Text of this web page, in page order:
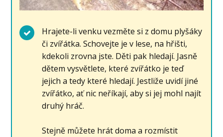
Hrajete-li venku vezměte si z domu plyšáky
či zvířátka. Schovejte je v lese, na hřišti,
kdekoli zrovna jste. Děti pak hledají. Jasně
dětem vysvětlete, které zvířátko je teď
jejich a tedy které hledají. Jestliže uvidí jiné
zvířátko, ať nic neříkají, aby si jej mohl najít
druhý hráč.
Stejně můžete hrát doma a rozmístit